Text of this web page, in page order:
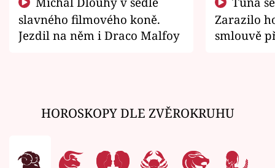
slavného filmového koně.
Jezdil na něm i Draco Malfoy
Zarazilo
smlouvě
HOROSKOPY DLE ZVĚROKRUHU